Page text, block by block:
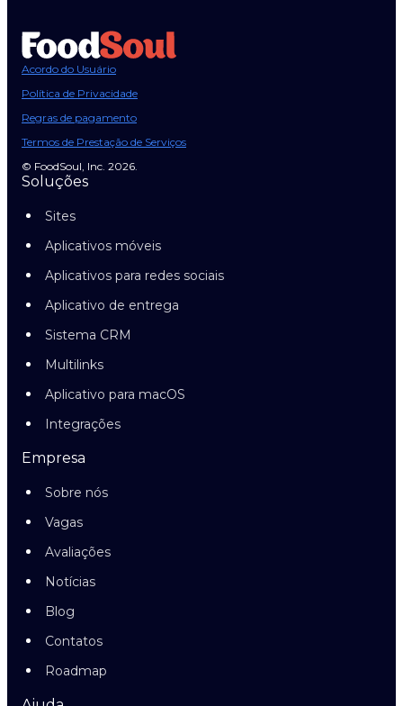
Acordo do Usuário
Política de Privacidade
Regras de pagamento
Termos de Prestação de Serviços
© FoodSoul, Inc. 2026.
Soluções
Sites
Aplicativos móveis
Aplicativos para redes sociais
Aplicativo de entrega
Sistema CRM
Multilinks
Aplicativo para macOS
Integrações
Empresa
Sobre nós
Vagas
Avaliações
Notícias
Blog
Contatos
Roadmap